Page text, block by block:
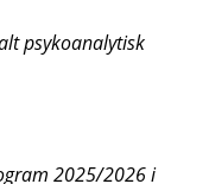
psykoanalytisk
2025/2026 i